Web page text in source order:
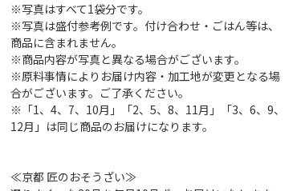
※写真はすべて1袋分です。
※写真は盛付参考例です。付け合わせ・ごはん等は、
商品に含まれません。
※商品内容が写真と異なる場合がございます。
※原料事情によりお届け内容・加工地が変更となる場
合がございます。ご了承ください。
※「1、4、7、10月」「2、5、8、11月」「3、6、9、
12月」は同じ商品のお届けになります。
≪京都 匠のおそうざい≫